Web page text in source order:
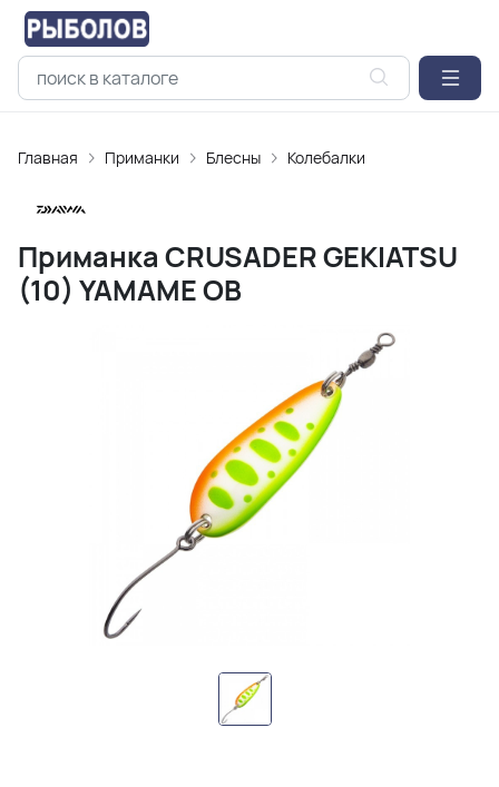
Главная Приманки Блесны Колебалки
Приманка CRUSADER GEKIATSU
(10) YAMAME OB